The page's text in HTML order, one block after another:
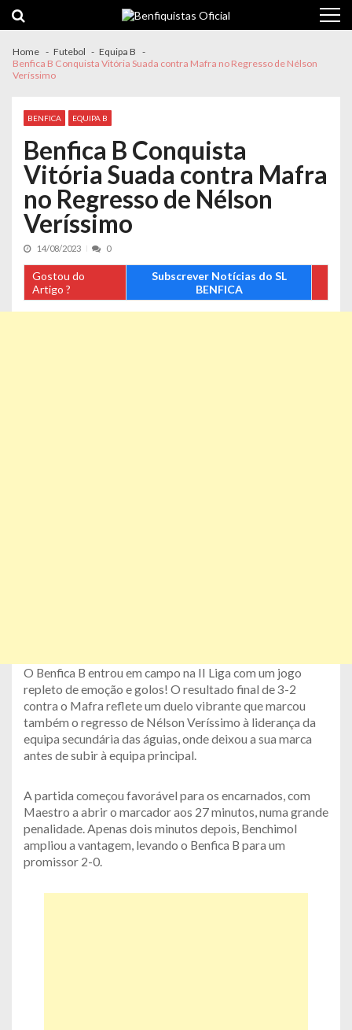
navigation
content
Home Futebol
Equipa B
Benfica B Conquista Vitória Suada contra Mafra no Regresso de Nélson
Veríssimo
BENFICA EQUIPA B
Benfica B Conquista
Vitória Suada contra Mafra
no Regresso de Nélson
Veríssimo
14/08/2023 0
Gostou do
Artigo ?
Subscrever Notícias do SL
BENFICA
O Benfica B entrou em campo na II Liga com um jogo
repleto de emoção e golos! O resultado final de 3-2
contra o Mafra reflete um duelo vibrante que marcou
também o regresso de Nélson Veríssimo à liderança da
equipa secundária das águias, onde deixou a sua marca
antes de subir à equipa principal.
A partida começou favorável para os encarnados, com
Maestro a abrir o marcador aos 27 minutos, numa grande
penalidade. Apenas dois minutos depois, Benchimol
ampliou a vantagem, levando o Benfica B para um
promissor 2-0.